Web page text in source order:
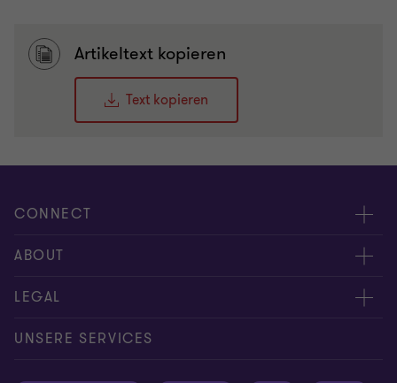
Artikeltext kopieren
Text kopieren
CONNECT
Kontakt
Experten
ABOUT
Über uns
Karriere
LEGAL
Impressum
UNSERE SERVICES